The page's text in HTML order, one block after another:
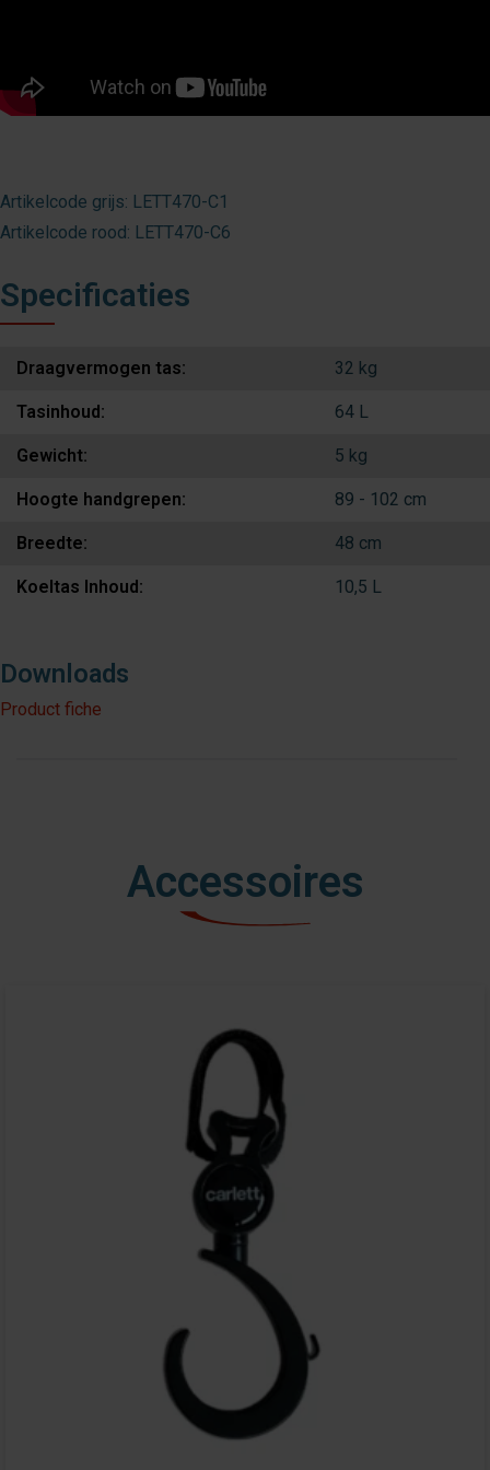
Artikelcode grijs: LETT470-C1
Artikelcode rood: LETT470-C6
Specificaties
Draagvermogen tas: 32 kg
Tasinhoud: 64 L
Gewicht: 5 kg
Hoogte handgrepen: 89 - 102 cm
Breedte: 48 cm
Koeltas Inhoud: 10,5 L
Downloads
Product fiche
Accessoires